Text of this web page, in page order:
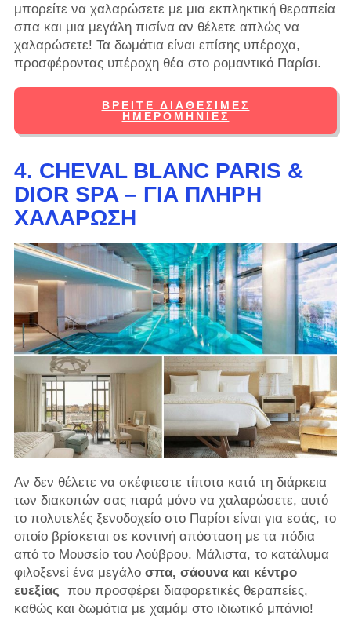
μπορείτε να χαλαρώσετε με μια εκπληκτική θεραπεία
σπα και μια μεγάλη πισίνα αν θέλετε απλώς να
χαλαρώσετε! Τα δωμάτια είναι επίσης υπέροχα,
προσφέροντας υπέροχη θέα στο ρομαντικό Παρίσι.
ΒΡΕΊΤΕ ΔΙΑΘΈΣΙΜΕΣ
ΗΜΕΡΟΜΗΝΊΕΣ
4. CHEVAL BLANC PARIS &
DIOR SPA – ΓΙΑ ΠΛΉΡΗ
ΧΑΛΆΡΩΣΗ
Αν δεν θέλετε να σκέφτεστε τίποτα κατά τη διάρκεια
των διακοπών σας παρά μόνο να χαλαρώσετε, αυτό
το πολυτελές ξενοδοχείο στο Παρίσι είναι για εσάς, το
οποίο βρίσκεται σε κοντινή απόσταση με τα πόδια
από το Μουσείο του Λούβρου. Μάλιστα, το κατάλυμα
φιλοξενεί ένα μεγάλο σπα, σάουνα και κέντρο
ευεξίας που προσφέρει διαφορετικές θεραπείες,
καθώς και δωμάτια με χαμάμ στο ιδιωτικό μπάνιο!